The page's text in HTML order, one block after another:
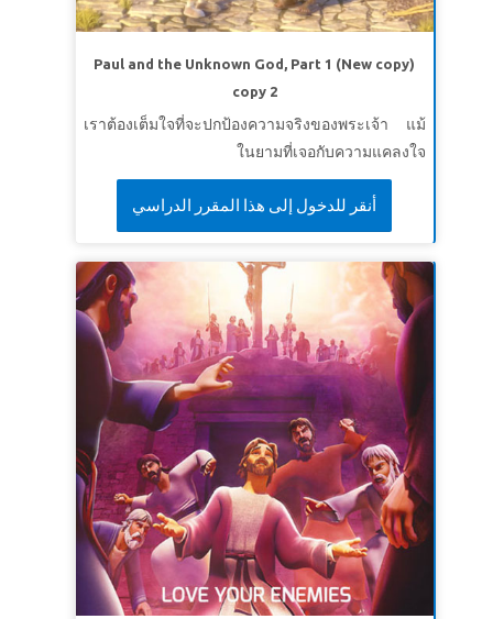
Paul and the Unknown God, Part 1 (New copy)
copy 2
เราต้องเต็มใจที่จะปกป้องความจริงของพระเจ้า แม้
ในยามที่เจอกับความแคลงใจ
أنقر للدخول إلى هذا المقرر الدراسي